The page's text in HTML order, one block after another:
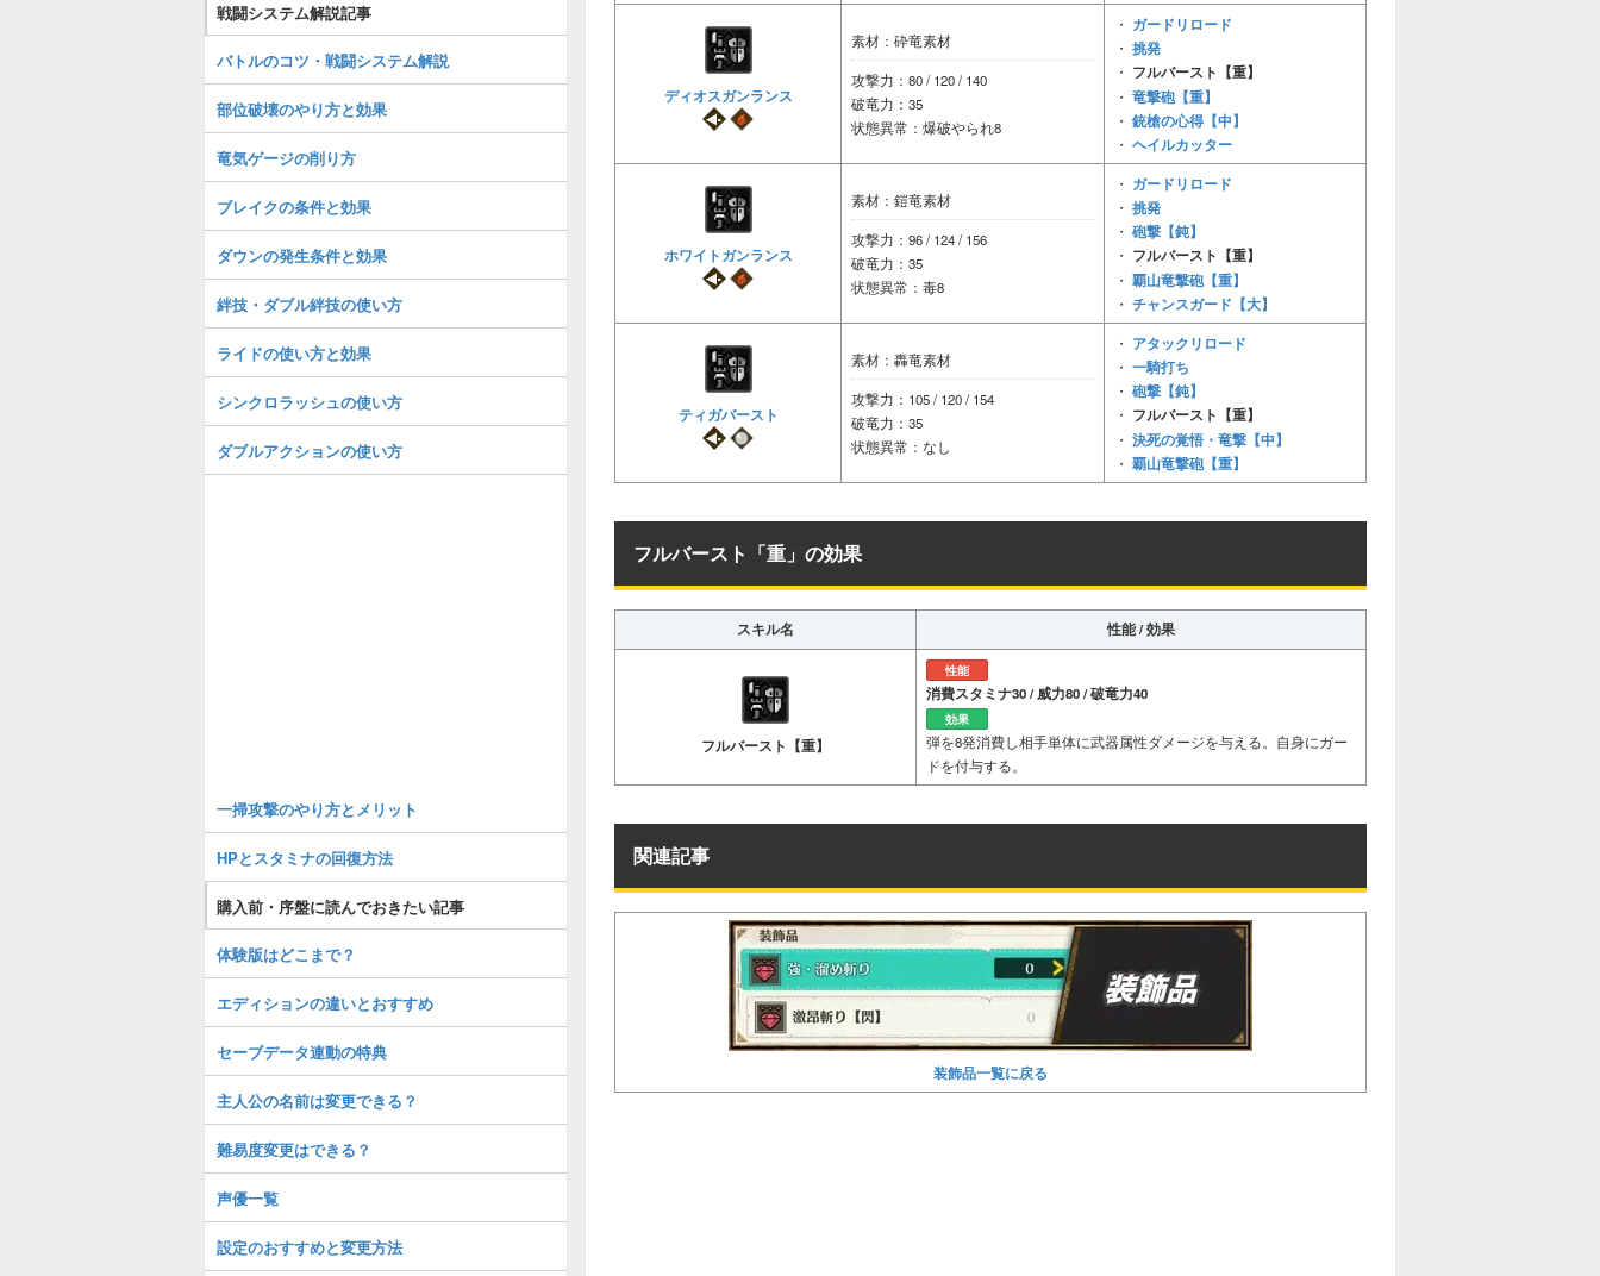
ディオスガンランス
素材：砕竜素材
攻撃力：80 / 120 / 140
破竜力：35
状態異常：爆破やられ8
・ ガードリロード
・ 挑発
・ フルバースト【重】
・ 竜撃砲【重】
・ 銃槍の心得【中】
・ ヘイルカッター
ホワイトガンランス
素材：鎧竜素材
攻撃力：96 / 124 / 156
破竜力：35
状態異常：毒8
・ ガードリロード
・ 挑発
・ 砲撃【鈍】
・ フルバースト【重】
・ 覇山竜撃砲【重】
・ チャンスガード【大】
ティガバースト
素材：轟竜素材
攻撃力：105 / 120 / 154
破竜力：35
状態異常：なし
・ アタックリロード
・ 一騎打ち
・ 砲撃【鈍】
・ フルバースト【重】
・ 決死の覚悟・竜撃【中】
・ 覇山竜撃砲【重】
フルバースト「重」の効果
スキル名 性能 / 効果
フルバースト【重】
性能
消費スタミナ30 / 威力80 / 破竜力40
効果
弾を8発消費し相手単体に武器属性ダメージを与える。自身にガー
ドを付与する。
関連記事
装飾品一覧に戻る
戦闘システム解説記事
バトルのコツ・戦闘システム解説
部位破壊のやり方と効果
竜気ゲージの削り方
ブレイクの条件と効果
ダウンの発生条件と効果
絆技・ダブル絆技の使い方
ライドの使い方と効果
シンクロラッシュの使い方
ダブルアクションの使い方
一掃攻撃のやり方とメリット
HPとスタミナの回復方法
購入前・序盤に読んでおきたい記事
体験版はどこまで？
エディションの違いとおすすめ
セーブデータ連動の特典
主人公の名前は変更できる？
難易度変更はできる？
声優一覧
設定のおすすめと変更方法